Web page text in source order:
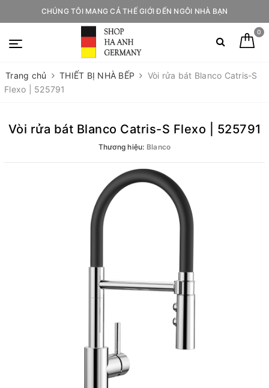
CHÚNG TÔI MANG CẢ THẾ GIỚI ĐẾN NGÔI NHÀ BẠN
0
Trang chủ THIẾT BỊ NHÀ BẾP
Vòi rửa bát Blanco Catris-S
Flexo | 525791
Vòi rửa bát Blanco Catris-S Flexo | 525791
Thương hiệu: Blanco